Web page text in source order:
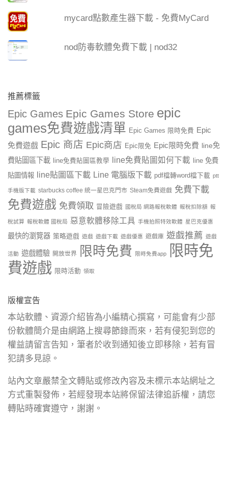
mycard點數產生器下載 - 免費MyCard
nod防毒軟體免費下載 | nod32
推薦標籤
Epic Games Epic Games Store epic
games免費遊戲清單 Epic Games 限時免費 Epic
免費遊戲 Epic 商店 Epic商店 Epic限免 Epic限時免費 line免
費貼圖區下載
line免費貼圖區教學 line免費貼圖如何下載
line 免費
貼圖情報
line貼圖區下載 Line 電腦版下載 pdf檔轉word檔下載 ptt
手機版下載 starbucks coffee 統一星巴克門市 Steam免費遊戲 免費下載
免費遊戲 免費領取 冒險遊戲 國稅局 網路報稅軟體 報稅扣除額 報
稅試算 報稅軟體 國稅局 惡意軟體移除工具 手機拍照特效軟體 星巴克優惠
最快的瀏覽器 策略遊戲 遊戲 遊戲下載 遊戲優惠 遊戲庫 遊戲推薦 遊戲
活動 遊戲體驗 開放世界 限時免費 限時免費app
限時免
費遊戲 限時活動 領取
版權宣告
本站軟體、資源介紹皆為小編精心撰寫，可能會有少部
份軟體簡介是由網路上搜尋節錄而來，若有侵犯到您的
權益請留言告知，筆者於收到通知後立即移除，若有冒
犯請多見諒。
站內文章嚴禁全文轉貼或修改內容及未標示本站網址之
方式重製發佈，若經發現本站將保留法律追訴權，請您
轉貼時確實遵守，謝謝。